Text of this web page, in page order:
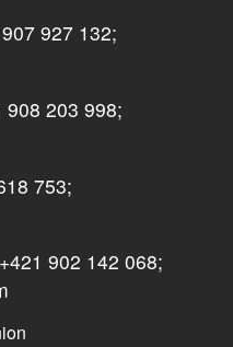
927 132;
908 203 998;
753;
902 142 068;